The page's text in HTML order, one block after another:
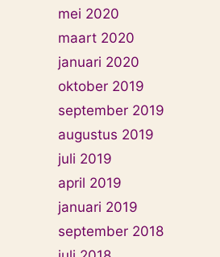
mei 2020
maart 2020
januari 2020
oktober 2019
september 2019
augustus 2019
juli 2019
april 2019
januari 2019
september 2018